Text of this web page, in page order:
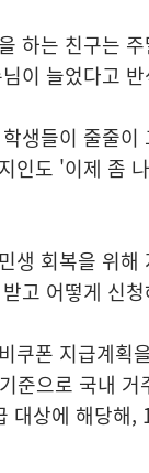
하는 친구는
이 늘었다고
생들이 줄줄이
인도 '이제 좀
생 회복을 위해
고 어떻게 신
쿠폰 지급계획
준으로 국내 거
대상에 해당해,